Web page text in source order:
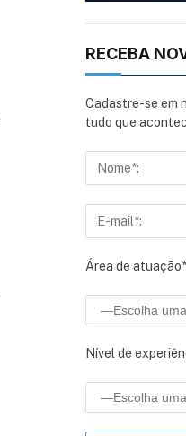
RECEBA
Cadastre-se em
tudo que
Área de atuação*
Nível de